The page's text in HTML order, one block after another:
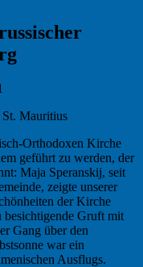
Mauritius
Orthodoxen Kirche
geführt zu werden, der
Maja Speranskij, seit
zeigte unserer
der Kirche
besichtigende Gruft mit
Gang über den
war ein
Ausflugs.